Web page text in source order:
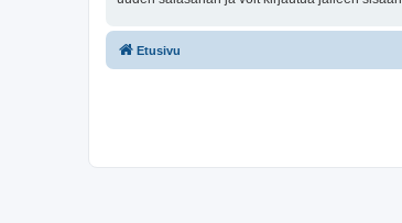
Etusivu